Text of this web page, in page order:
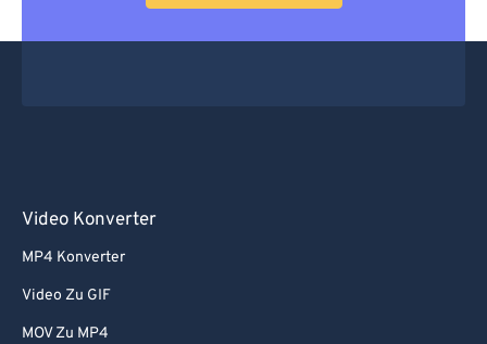
Video Konverter
MP4 Konverter
Video Zu GIF
MOV Zu MP4